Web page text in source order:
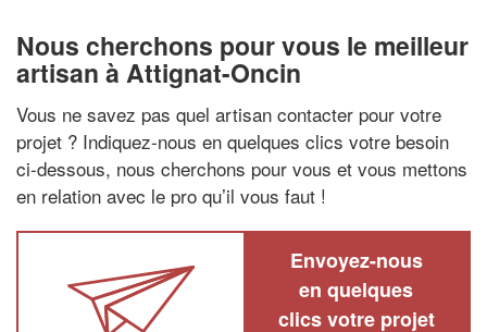
Nous cherchons pour vous le meilleur
artisan à Attignat-Oncin
Vous ne savez pas quel artisan contacter pour votre
projet ? Indiquez-nous en quelques clics votre besoin
ci-dessous, nous cherchons pour vous et vous mettons
en relation avec le pro qu’il vous faut !
Envoyez-nous
en quelques
clics votre projet